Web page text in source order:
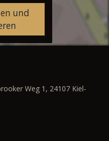
und
Weg 1, 24107 Kiel-